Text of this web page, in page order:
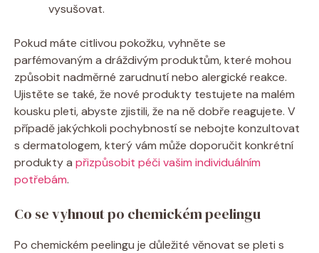
vysušovat.
Pokud máte citlivou pokožku, vyhněte se
parfémovaným a dráždivým produktům, které mohou
způsobit nadměrné zarudnutí nebo alergické reakce.
Ujistěte se také, že nové produkty testujete na malém
kousku pleti, abyste zjistili, že na ně dobře reagujete. V
případě jakýchkoli pochybností se nebojte konzultovat
s dermatologem, který vám může doporučit konkrétní
produkty a přizpůsobit péči vašim individuálním
potřebám.
Co se vyhnout po chemickém peelingu
Po chemickém peelingu je důležité věnovat se pleti s